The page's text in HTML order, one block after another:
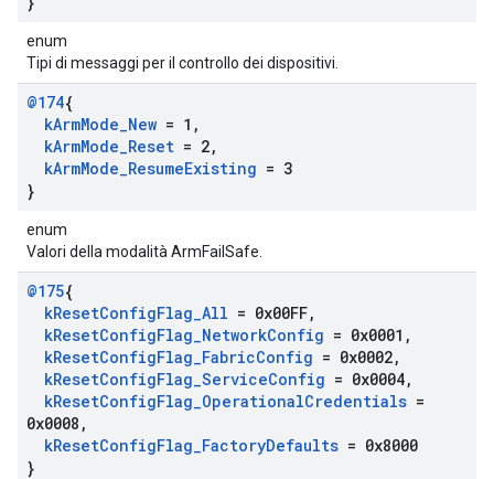
enum
Tipi di messaggi per il controllo dei dispositivi.
@174{
kArmMode_New = 1 ,
kArmMode_Reset = 2,
kArmMode_ResumeExisting = 3
}
enum
Valori della modalità ArmFailSafe.
@175{
kResetConfigFlag_All = 0x00FF,
kResetConfigFlag_NetworkConfig = 0x0001 ,
kResetConfigFlag_FabricConfig = 0x0002,
kResetConfigFlag_ServiceConfig = 0x0004,
kResetConfigFlag_OperationalCredentials =
0x0008 ,
kResetConfigFlag_FactoryDefaults = 0x8000
}